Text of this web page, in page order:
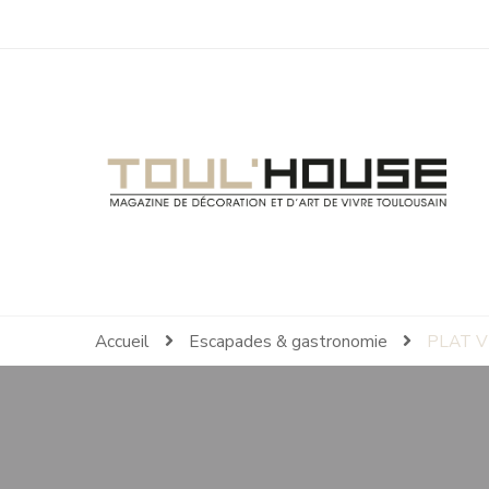
Toul'House
Magazine de Décoration et d'Art de Vivre.
Accueil Escapades & gastronomie PLAT